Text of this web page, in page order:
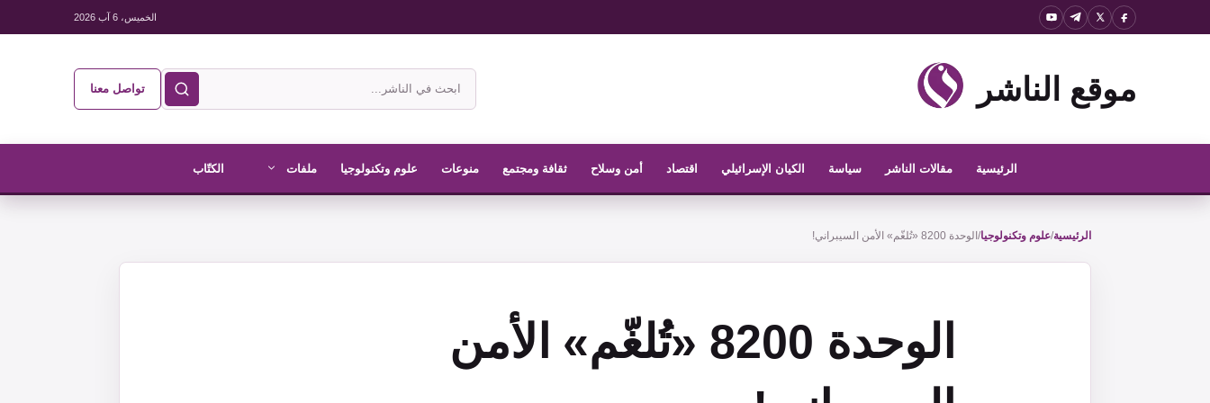
الخميس، 6 آب 2026
موقع الناشر
ابحث
في
الناشر
تواصل معنا
الرئيسية مقالات الناشر سياسة الكيان الإسرائيلي اقتصاد أمن وسلاح ثقافة ومجتمع منوعات علوم وتكنولوجيا ملفات الكتّاب
الرئيسية/علوم وتكنولوجيا/ الوحدة 8200 «تُلغّم» الأمن السيبراني!
الوحدة 8200 «تُلغّم» الأمن